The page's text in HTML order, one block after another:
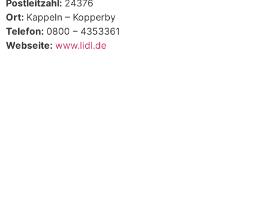
Postleitzahl: 24376
Ort: Kappeln – Kopperby
Telefon: 0800 – 4353361
Webseite: www.lidl.de